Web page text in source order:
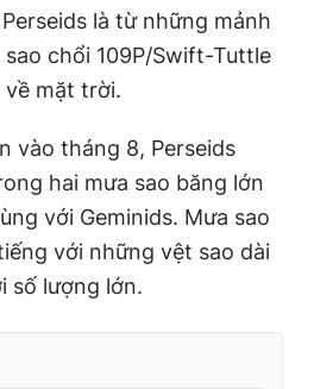
là từ những mảnh
chổi 109P/Swift-Tuttle
mặt trời.
vào tháng 8, Perseids
hai mưa sao băng lớn
với Geminids. Mưa sao
với những vệt sao dài
số lượng lớn.